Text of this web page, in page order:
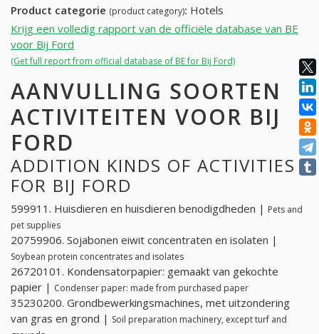
Product categorie (product category): Hotels
Krijg een volledig rapport van de officiële database van BE
voor Bij Ford
(Get full report from official database of BE for Bij Ford)
AANVULLING SOORTEN
ACTIVITEITEN VOOR BIJ
FORD
ADDITION KINDS OF ACTIVITIES
FOR BIJ FORD
599911. Huisdieren en huisdieren benodigdheden | Pets and
pet supplies
20759906. Sojabonen eiwit concentraten en isolaten |
Soybean protein concentrates and isolates
26720101. Kondensatorpapier: gemaakt van gekochte
papier | Condenser paper: made from purchased paper
35230200. Grondbewerkingsmachines, met uitzondering
van gras en grond | Soil preparation machinery, except turf and